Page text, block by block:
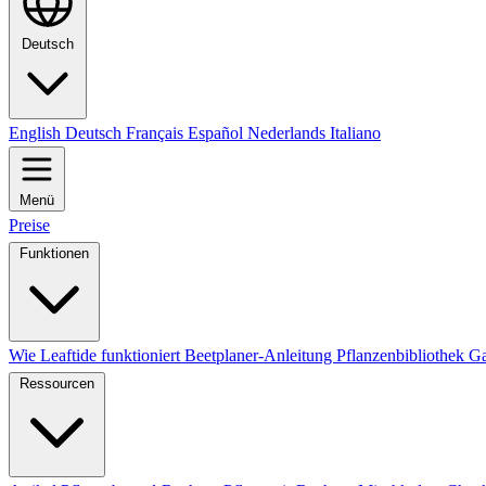
Deutsch
English Deutsch Français Español Nederlands Italiano
Menü
Preise
Funktionen
Wie Leaftide funktioniert Beetplaner-Anleitung Pflanzenbibliothek
Ressourcen